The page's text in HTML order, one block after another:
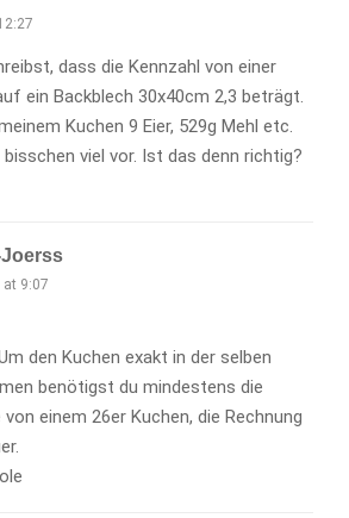
dass die Kennzahl von einer
ein Backblech 30x40cm 2,3 beträgt.
Kuchen 9 Eier, 529g Mehl etc.
viel vor. Ist das denn richtig?
Joerss
at 9:07
den Kuchen exakt in der selben
benötigst du mindestens die
einem 26er Kuchen, die Rechnung